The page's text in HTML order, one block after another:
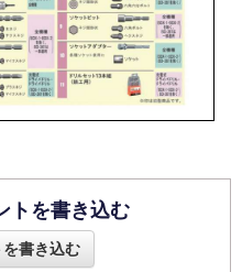
トを書き込む
書き込む